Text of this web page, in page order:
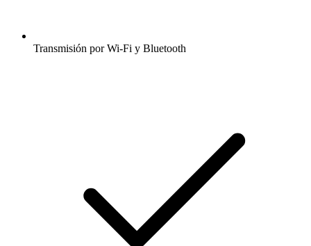
Transmisión por Wi-Fi y Bluetooth